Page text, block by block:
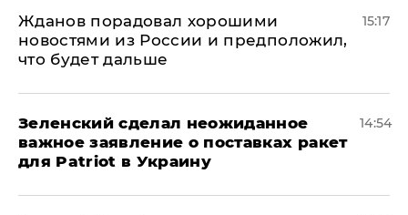
Жданов порадовал хорошими
новостями из России и предположил,
что будет дальше
15:17
Зеленский сделал неожиданное
важное заявление о поставках ракет
для Patriot в Украину
14:54